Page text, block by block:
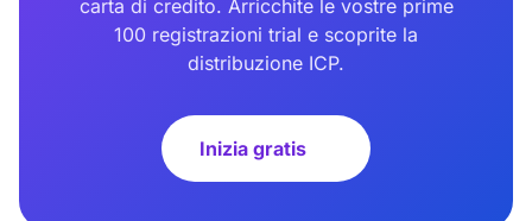
carta di credito. Arricchite le vostre prime
100 registrazioni trial e scoprite la
distribuzione ICP.
Inizia gratis